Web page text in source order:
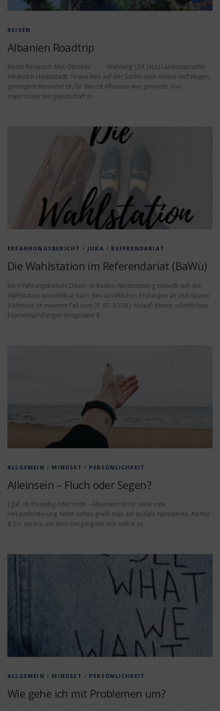
REISEN
Albanien Roadtrip
Beste Reisezeit: Mai-Oktober Währung: LEK (ALL) Landessprache:
Albanisch Hauptstadt: Tirana Wer auf der Suche nach einem vielfältigen,
günstigem Reiseziel ist, für den ist Albanien wie gemacht. Von
malerischer Berglandschaft in …
ERFAHRUNGSBERICHT / JURA / REFERENDARIAT
Die Wahlstation im Referendariat (BaWü)
Ein Erfahrungsbericht Dauer: In Baden-Württemberg schließt sich die
Wahlstation unmittelbar nach den schriftlichen Prüfungen an und dauert
3 Monate (in meinem Fall vom 01.07.-30.09.). Ablauf: Meine schriftlichen
Examensprüfungen (insgesamt 8 …
ALLGEMEIN / MINDSET / PERSÖNLICHKEIT
Alleinsein – Fluch oder Segen?
Egal, ob freiwillig oder nicht – Alleinsein ist für viele eine
Herausforderung. Nicht selten greift man auf soziale Netzwerke, Netflix
& Co. zurück, um dem Umgang mit sich selbst zu …
ALLGEMEIN / MINDSET / PERSÖNLICHKEIT
Wie gehe ich mit Problemen um?